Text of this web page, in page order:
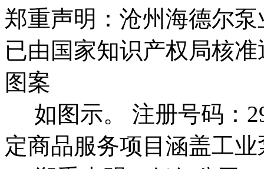
郑重声明： 沧州海德尔
已由国家知识产权局核
图案
如图示。 注册号码：
定商品服务项目涵盖工